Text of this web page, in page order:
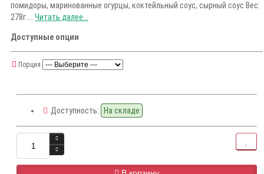
помидоры, маринованные огурцы, коктейльный соус, сырный соус Вес:
278г.... Читать далее...
Доступные опции
Порция
Доступность: На складе